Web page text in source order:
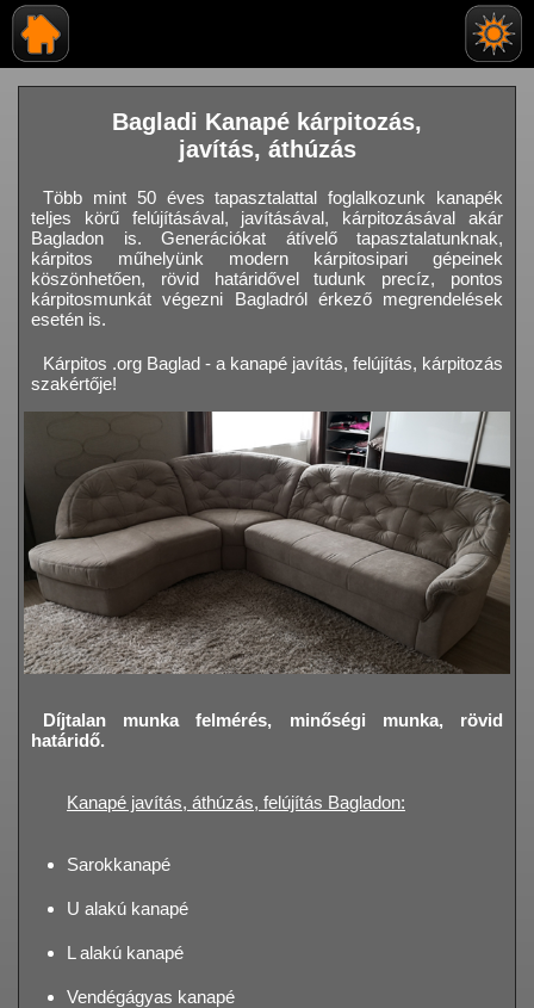
Bagladi Kanapé kárpitozás,
javítás, áthúzás
Több mint 50 éves tapasztalattal foglalkozunk kanapék
teljes körű felújításával, javításával, kárpitozásával akár
Bagladon is. Generációkat átívelő tapasztalatunknak,
kárpitos műhelyünk modern kárpitosipari gépeinek
köszönhetően, rövid határidővel tudunk precíz, pontos
kárpitosmunkát végezni Bagladról érkező megrendelések
esetén is.
Kárpitos .org Baglad - a kanapé javítás, felújítás, kárpitozás
szakértője!
Díjtalan munka felmérés, minőségi munka, rövid
határidő.
Kanapé javítás, áthúzás, felújítás Bagladon:
Sarokkanapé
U alakú kanapé
L alakú kanapé
Vendégágyas kanapé